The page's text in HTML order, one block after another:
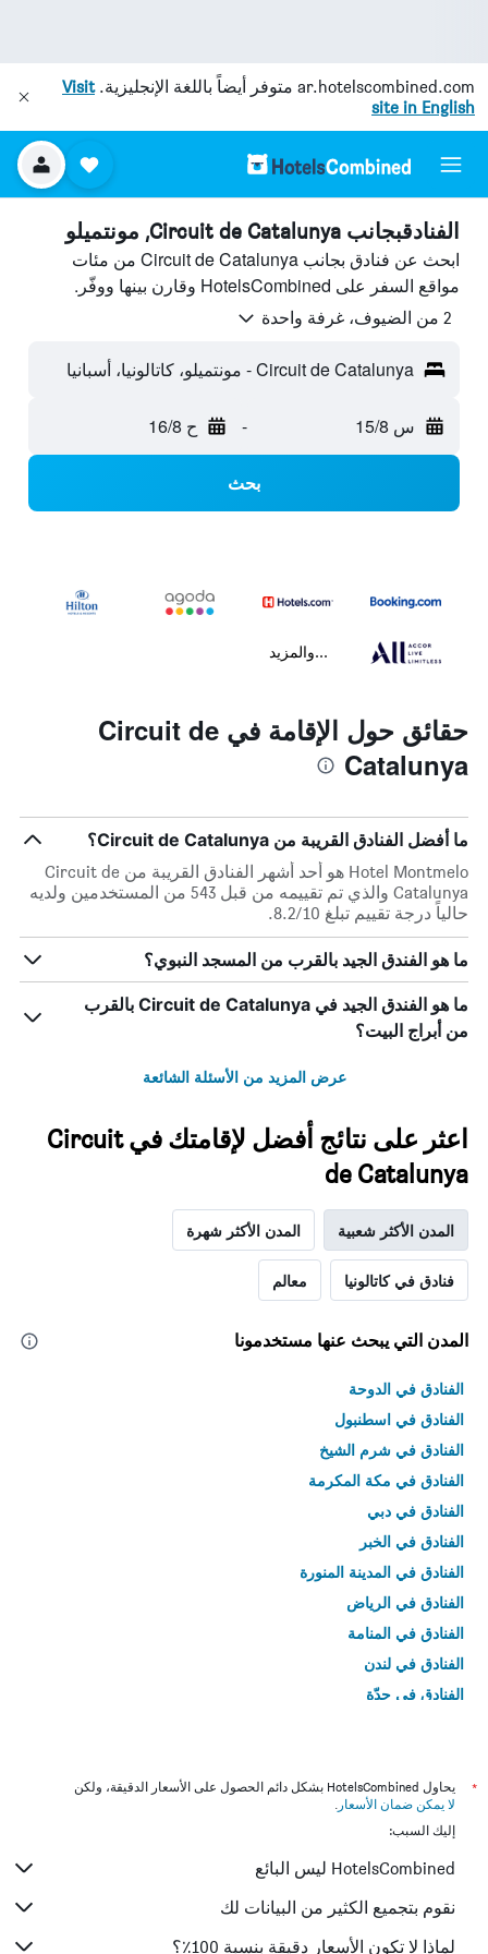
ar.hotelscombined.com متوفر أيضاً باللغة الإنجليزية.Visit
site in English
الفنادقبجانب Circuit de Catalunya, مونتميلو
ابحث عن فنادق بجانب Circuit de Catalunya من مئات
مواقع السفر على HotelsCombined وقارن بينها ووفّر.
2 من الضيوف، غرفة واحدة
Circuit de Catalunya - مونتميلو، كاتالونيا، أسبانيا
س 15/8 - ح 16/8
بحث
...والمزيد
حقائق حول الإقامة في Circuit de
Catalunya
ما أفضل الفنادق القريبة من Circuit de Catalunya؟
Hotel Montmelo هو أحد أشهر الفنادق القريبة من Circuit de
Catalunya والذي تم تقييمه من قبل 543 من المستخدمين ولديه
حالياً درجة تقييم تبلغ 8.2/10.
ما هو الفندق الجيد بالقرب من المسجد النبوي؟
ما هو الفندق الجيد في Circuit de Catalunya بالقرب
من أبراج البيت؟
عرض المزيد من الأسئلة الشائعة
اعثر على نتائج أفضل لإقامتك في Circuit
de Catalunya
المدن الأكثر شعبية المدن الأكثر شهرة
فنادق في كاتالونيا معالم
المدن التي يبحث عنها مستخدمونا
الفنادق في الدوحة
الفنادق في اسطنبول
الفنادق في شرم الشيخ
الفنادق في مكة المكرمة
الفنادق في دبي
الفنادق في الخبر
الفنادق في المدينة المنورة
الفنادق في الرياض
الفنادق في المنامة
الفنادق في لندن
الفنادق في جدّة
*
يحاول HotelsCombined بشكل دائم الحصول على الأسعار الدقيقة، ولكن
لا يمكن ضمان الأسعار .
إليك السبب:
HotelsCombined ليس البائع
نقوم بتجميع الكثير من البيانات لك
لماذا لا تكون الأسعار دقيقة بنسبة 100٪؟